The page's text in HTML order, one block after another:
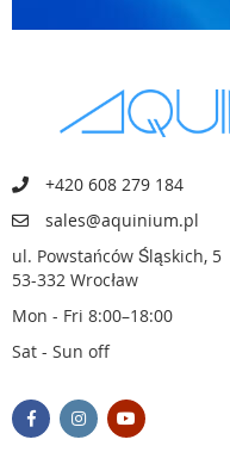
+420 608 279 184
sales@aquinium.pl
ul. Powstańców Śląskich, 5
53-332 Wrocław
Mon - Fri 8:00–18:00
Sat - Sun off